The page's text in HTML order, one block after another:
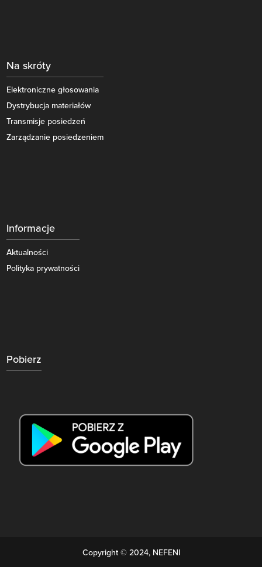
Na skróty
Elektroniczne głosowania
Dystrybucja materiałów
Transmisje posiedzeń
Zarządzanie posiedzeniem
Informacje
Aktualności
Polityka prywatności
Pobierz
Copyright © 2024, NEFENI